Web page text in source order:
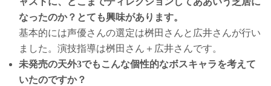
なったのか？とても興味があります。
基本的には声優さんの選定は桝田さんと広井さんが行い
ました。演技指導は桝田さん＋広井さんです。
未発売の天外3でもこんな個性的なボスキャラを考えて
いたのですか？